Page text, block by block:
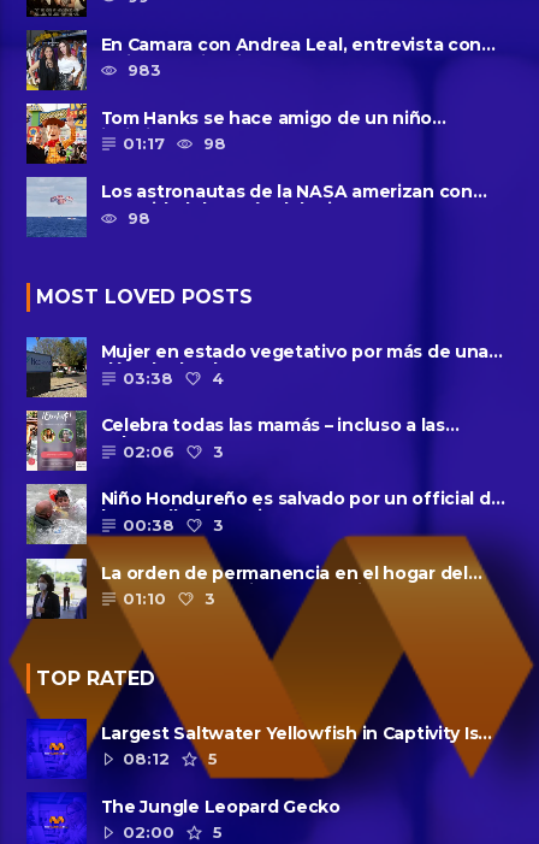
En Camara con Andrea Leal, entrevista con
Majo Cornejo, Cirque Du ......
983
Tom Hanks se hace amigo de un niño
intimidado de 8 años llamado ......
01:17 98
Los astronautas de la NASA amerizan con
seguridad después del primer ......
98
MOST LOVED POSTS
Mujer en estado vegetativo por más de una
década da a luz en un ......
03:38 4
Celebra todas las mamás – incluso a las
solteras – con ......
02:06 3
Niño Hondureño es salvado por un official de
la patrulla fronteriza
00:38 3
La orden de permanencia en el hogar del
condado de Harris se extendió......
01:10 3
TOP RATED
Largest Saltwater Yellowfish in Captivity Is
Dead08:12 5
The Jungle Leopard Gecko
02:00
5